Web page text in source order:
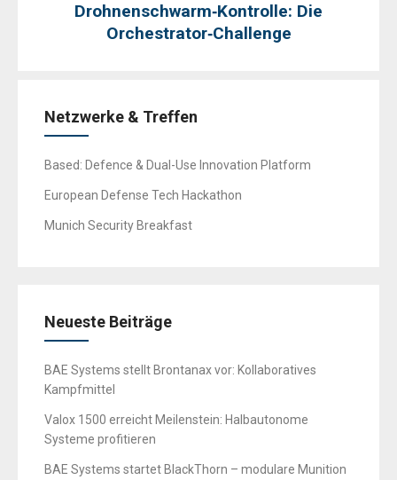
Drohnenschwarm‑Kontrolle: Die
Orchestrator‑Challenge
Netzwerke & Treffen
Based: Defence & Dual-Use Innovation Platform
European Defense Tech Hackathon
Munich Security Breakfast
Neueste Beiträge
BAE Systems stellt Brontanax vor: Kollaboratives
Kampfmittel
Valox 1500 erreicht Meilenstein: Halbautonome
Systeme profitieren
BAE Systems startet BlackThorn – modulare Munition